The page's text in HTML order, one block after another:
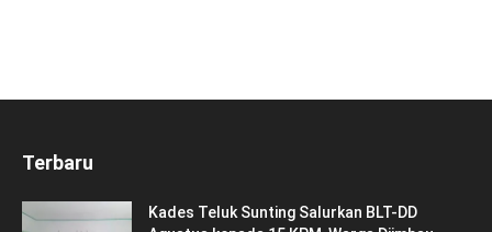
Terbaru
Kades Teluk Sunting Salurkan BLT-DD